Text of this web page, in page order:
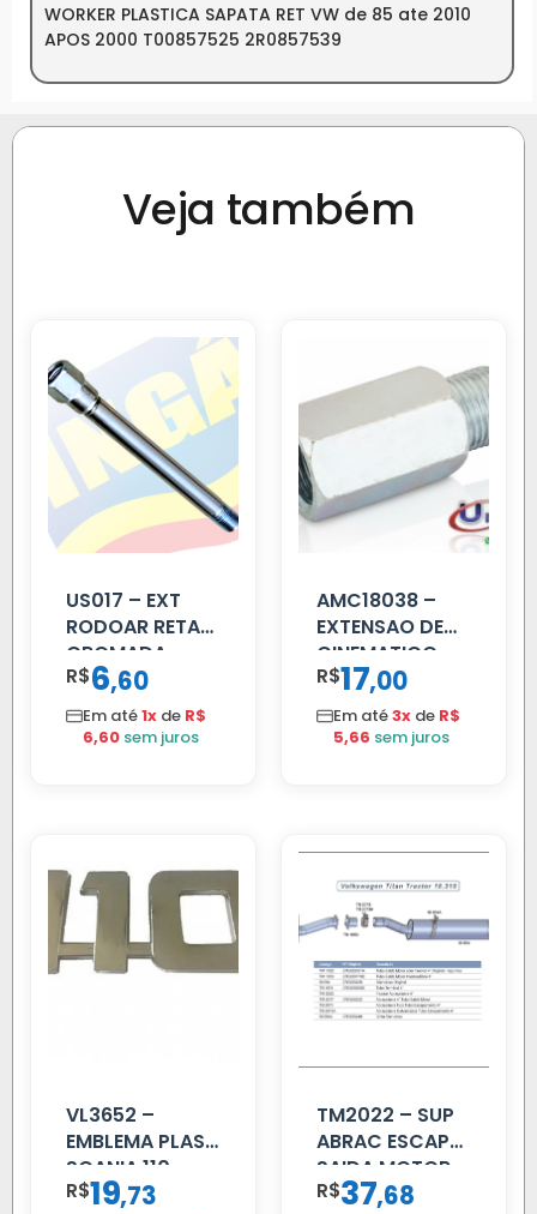
WORKER PLASTICA SAPATA RET VW de 85 ate 2010
APOS 2000 T00857525 2R0857539
Veja também
US017 – EXT
RODOAR RETA
CROMADA
R$6,60
Em até1x de R$
6,60 sem juros
AMC18038 –
EXTENSAO DE
CINEMATICO
40MM
R$17,00
Em até3x de R$
5,66 sem juros
VL3652 –
EMBLEMA PLAST
SCANIA 110
CROMADO
R$19,73
TM2022 – SUP
ABRAC ESCAP
SAIDA MOTOR
VW TITAN
R$37,68